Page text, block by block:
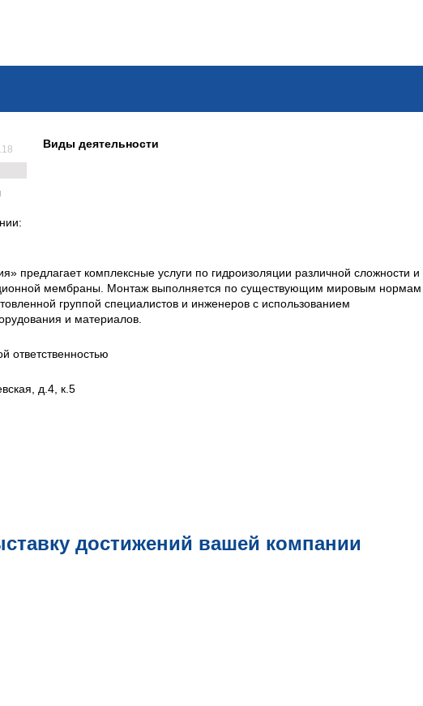
Виды деятельности
предлагает комплексные услуги по гидроизоляции различной сложности и
мембраны. Монтаж выполняется по существующим мировым нормам
группой специалистов и инженеров с использованием
и материалов.
ответственностью
д.4, к.5
достижений вашей компании